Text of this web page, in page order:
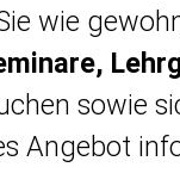
wie
sowie
Angebot